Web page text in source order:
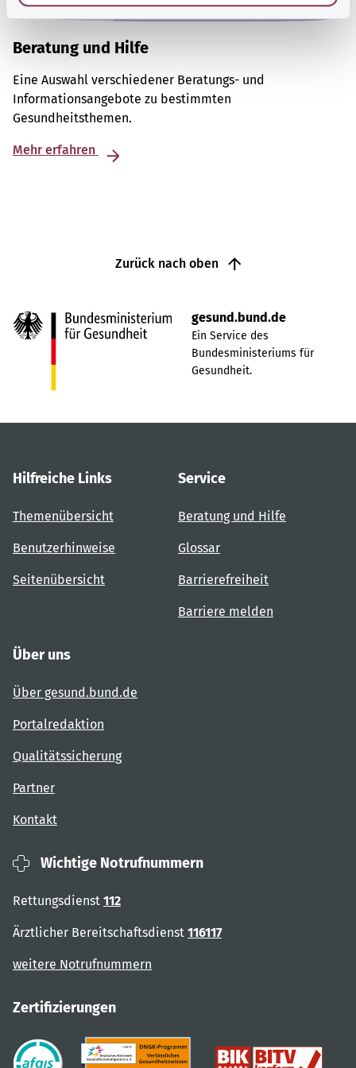
Beratung und Hilfe
Eine Auswahl verschiedener Beratungs- und
Informationsangebote zu bestimmten
Gesundheitsthemen.
Mehr erfahren
Zurück nach oben
gesund.bund.de
Ein Service des
Bundesministeriums für
Gesundheit.
Hilfreiche Links
Themenübersicht
Benutzerhinweise
Seitenübersicht
Service
Beratung und Hilfe
Glossar
Barrierefreiheit
Barriere melden
Über uns
Über gesund.bund.de
Portalredaktion
Qualitätssicherung
Partner
Kontakt
Wichtige Notrufnummern
Rettungsdienst 112
Ärztlicher Bereitschaftsdienst 116117
weitere Notrufnummern
Zertifizierungen